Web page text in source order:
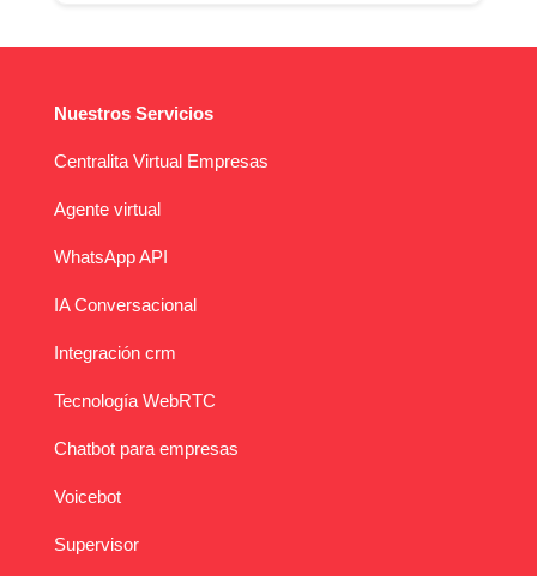
Nuestros Servicios
Centralita Virtual Empresas
Agente virtual
WhatsApp API
IA Conversacional
Integración crm
Tecnología WebRTC
Chatbot para empresas
Voicebot
Supervisor